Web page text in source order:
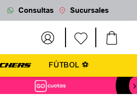
Consultas Sucursales
FÚTBOL ⚽